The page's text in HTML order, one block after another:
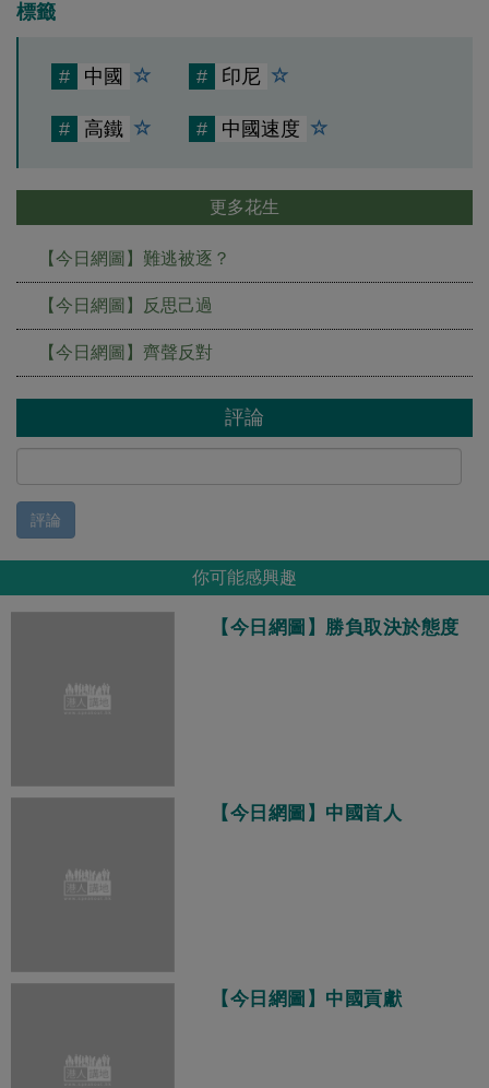
標籤
# 中國 # 印尼
# 高鐵 # 中國速度
更多花生
【今日網圖】難逃被逐？
【今日網圖】反思己過
【今日網圖】齊聲反對
評論
評論
你可能感興趣
【今日網圖】勝負取決於態度
【今日網圖】中國首人
【今日網圖】中國貢獻